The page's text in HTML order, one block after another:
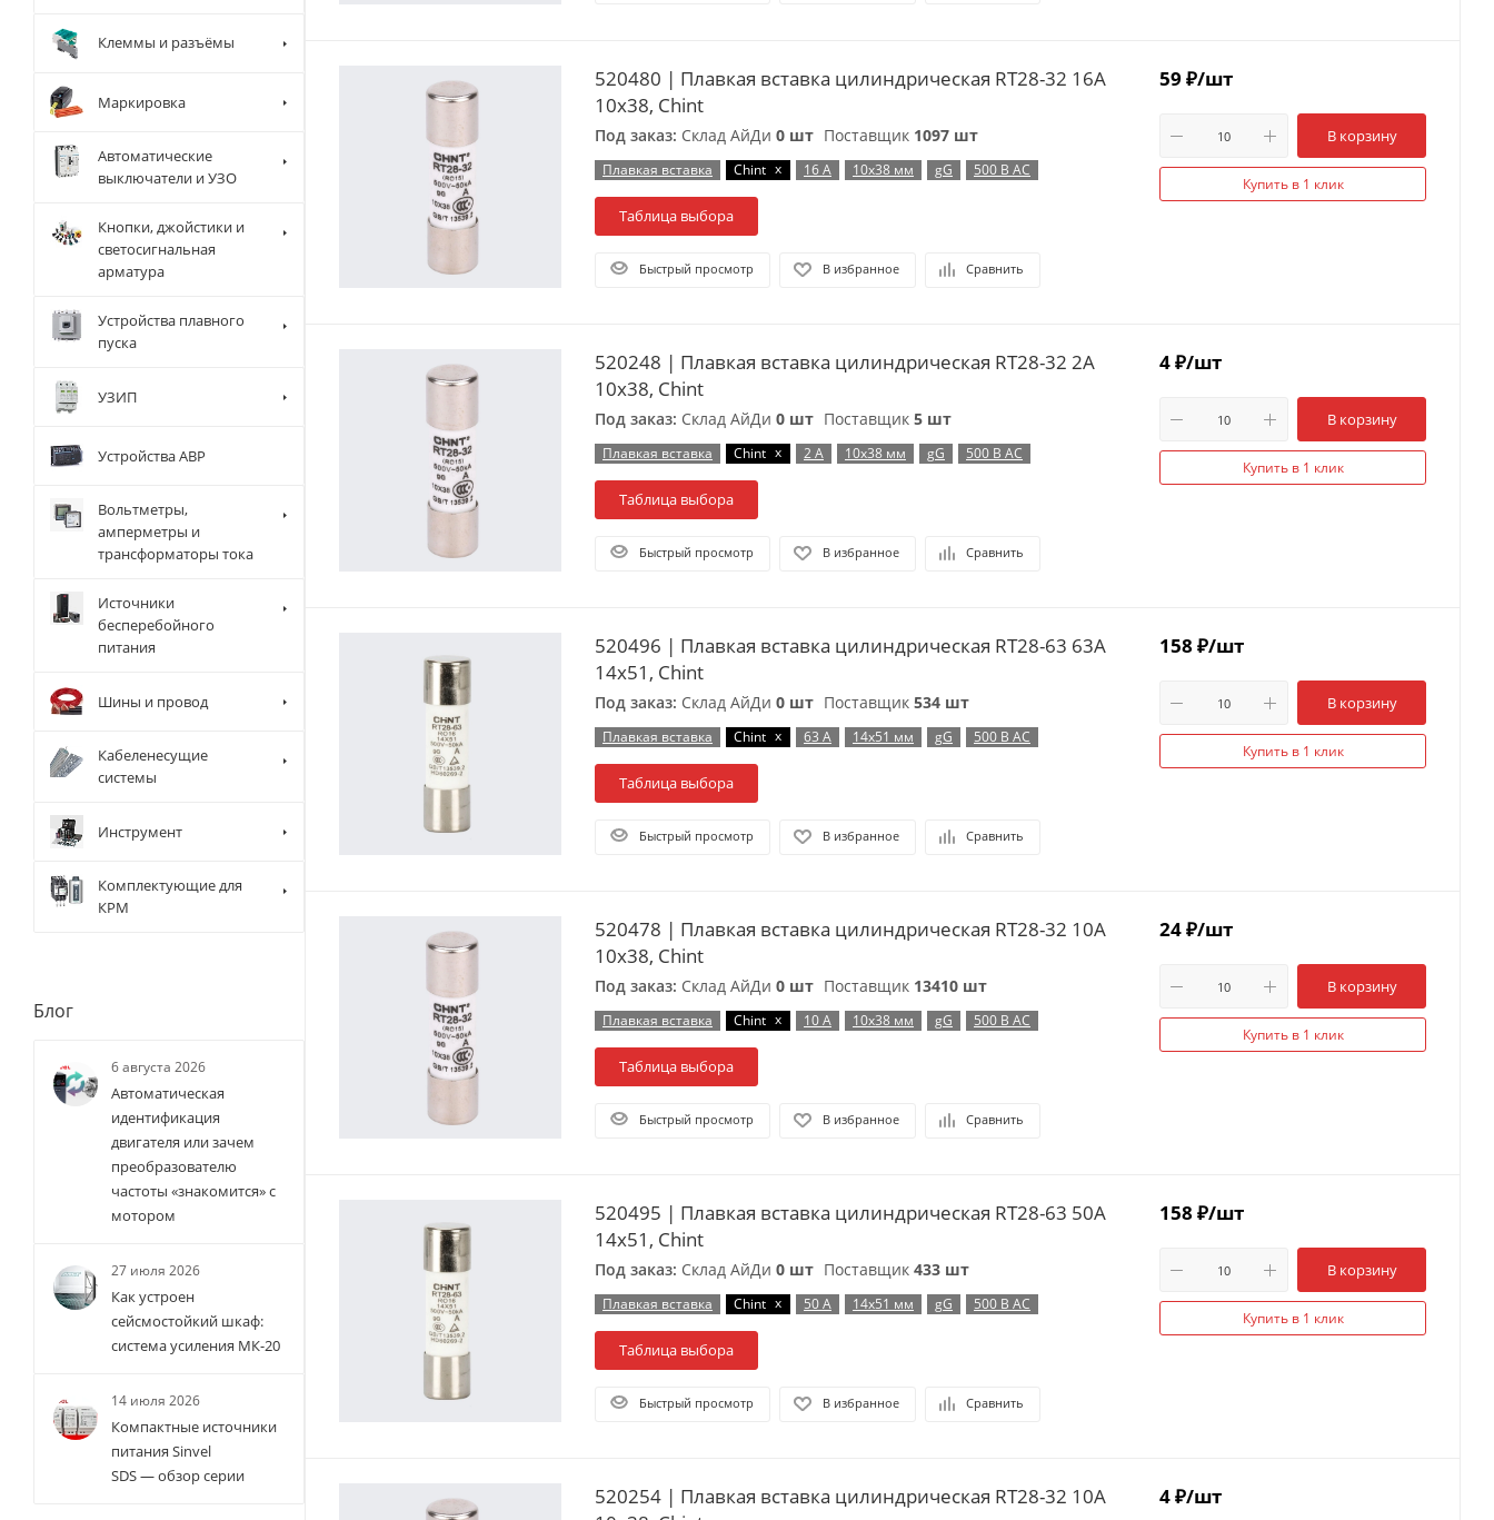
520480 | Плавкая вставка цилиндрическая RT28-32 16А
10х38, Chint
Под заказ: Склад АйДи 0 шт Поставщик 1097 шт
Плавкая вставка Chint x 16 А 10х38 мм gG 500 В AC
Таблица выбора
Быстрый просмотр В избранное Сравнить
59 ₽/шт
В корзину
Купить в 1 клик
520248 | Плавкая вставка цилиндрическая RT28-32 2А
10х38, Chint
Под заказ: Склад АйДи 0 шт Поставщик 5 шт
Плавкая вставка Chint x 2 А 10х38 мм gG 500 В AC
Таблица выбора
Быстрый просмотр В избранное Сравнить
4₽/шт
В корзину
Купить в 1 клик
520496 | Плавкая вставка цилиндрическая RT28-63 63А
14х51, Chint
Под заказ: Склад АйДи 0 шт Поставщик 534 шт
Плавкая вставка Chint x 63 А 14х51 мм gG 500 В AC
Таблица выбора
Быстрый просмотр В избранное Сравнить
158 ₽/шт
В корзину
Купить в 1 клик
520478 | Плавкая вставка цилиндрическая RT28-32 10А
10х38, Chint
Под заказ: Склад АйДи 0 шт Поставщик 13410 шт
Плавкая вставка Chint x 10 А 10х38 мм gG 500 В AC
Таблица выбора
Быстрый просмотр В избранное Сравнить
24₽/шт
В корзину
Купить в 1 клик
520495 | Плавкая вставка цилиндрическая RT28-63 50А
14х51, Chint
Под заказ: Склад АйДи 0 шт Поставщик 433 шт
Плавкая вставка Chint x 50 А 14х51 мм gG 500 В AC
Таблица выбора
Быстрый просмотр В избранное Сравнить
158 ₽/шт
В корзину
Купить в 1 клик
520254 | Плавкая вставка цилиндрическая RT28-32 10А
4₽/шт
Клеммы и разъёмы
Маркировка
Автоматические
выключатели и УЗО
Кнопки, джойстики и
светосигнальная
арматура
Устройства плавного
пуска
УЗИП
Устройства АВР
Вольтметры,
амперметры и
трансформаторы тока
Источники
бесперебойного
питания
Шины и провод
Кабеленесущие
системы
Инструмент
Комплектующие для
КРМ
Блог
6 августа 2026
Автоматическая
идентификация
двигателя или зачем
преобразователю
частоты «знакомится» с
мотором
27 июля 2026
Как устроен
сейсмостойкий шкаф:
система усиления МК-20
14 июля 2026
Компактные источники
питания Sinvel
SDS — обзор серии